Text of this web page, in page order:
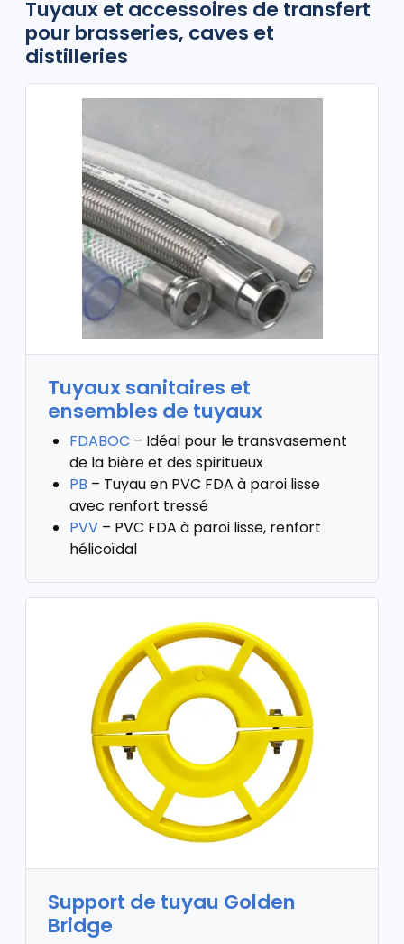
Tuyaux et accessoires de transfert
pour brasseries, caves et
distilleries
Tuyaux sanitaires et
ensembles de tuyaux
FDABOC – Idéal pour le transvasement
de la bière et des spiritueux
PB – Tuyau en PVC FDA à paroi lisse
avec renfort tressé
PVV – PVC FDA à paroi lisse, renfort
hélicoïdal
Support de tuyau Golden
Bridge